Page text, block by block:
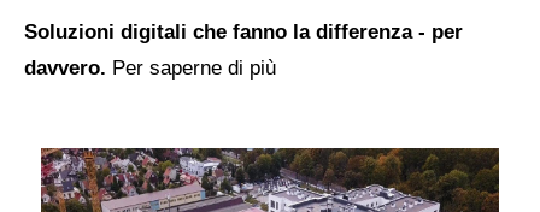
Soluzioni digitali che fanno la differenza - per
davvero. Per saperne di più